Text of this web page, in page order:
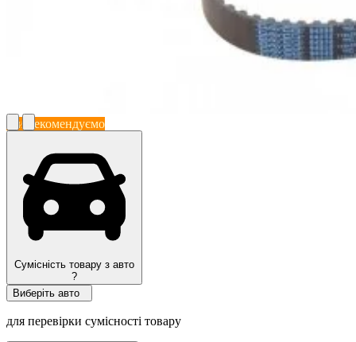
Ми рекомендуємо
Сумісність товару з авто
?
Виберіть авто
для перевірки сумісності товару